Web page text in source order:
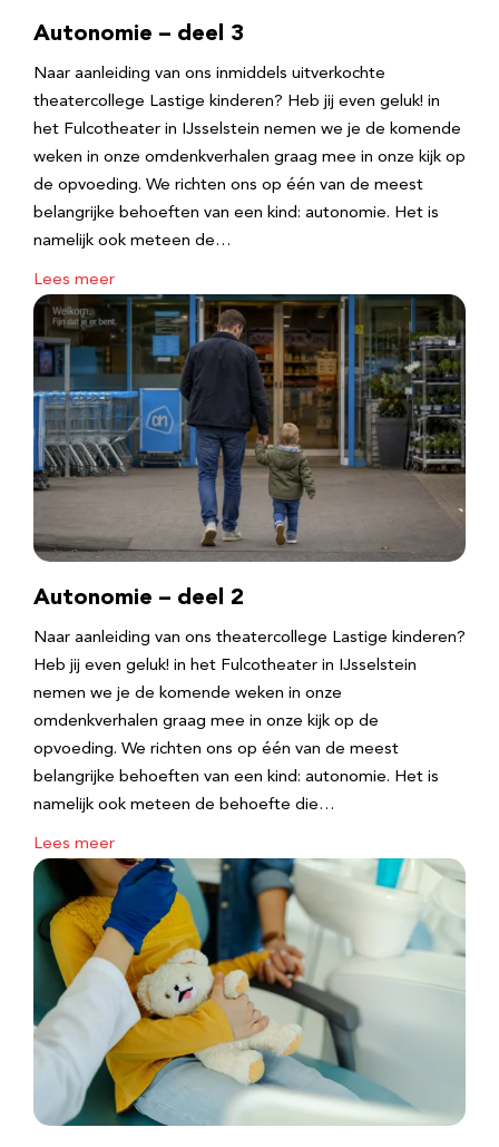
Autonomie – deel 3
Naar aanleiding van ons inmiddels uitverkochte
theatercollege Lastige kinderen? Heb jij even geluk! in
het Fulcotheater in IJsselstein nemen we je de komende
weken in onze omdenkverhalen graag mee in onze kijk op
de opvoeding. We richten ons op één van de meest
belangrijke behoeften van een kind: autonomie. Het is
namelijk ook meteen de…
Lees meer
Autonomie – deel 2
Naar aanleiding van ons theatercollege Lastige kinderen?
Heb jij even geluk! in het Fulcotheater in IJsselstein
nemen we je de komende weken in onze
omdenkverhalen graag mee in onze kijk op de
opvoeding. We richten ons op één van de meest
belangrijke behoeften van een kind: autonomie. Het is
namelijk ook meteen de behoefte die…
Lees meer